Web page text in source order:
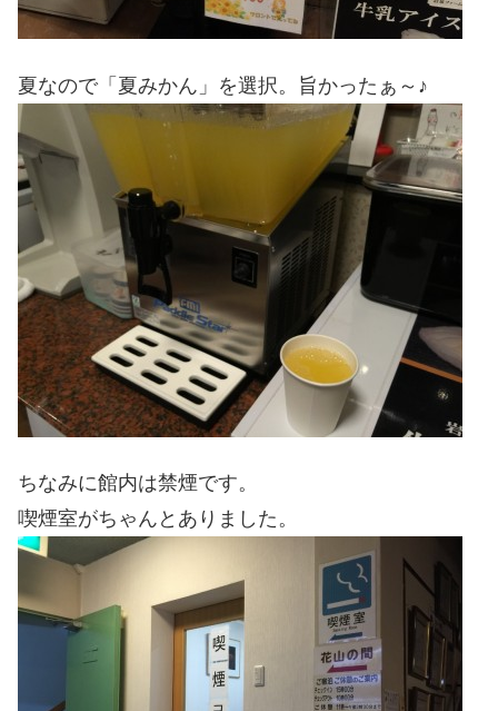
夏なので「夏みかん」を選択。旨かったぁ～♪
ちなみに館内は禁煙です。
喫煙室がちゃんとありました。